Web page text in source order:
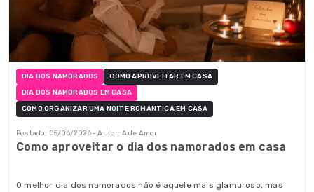
DIA DOS NAMORADOS
COMO APROVEITAR EM CASA
DIA DOS NAMORADOS EM CASA
COMO ORGANIZAR UMA NOITE ROMANTICA EM CASA
Postado: 05/06/2026 - Autor: A de Amor
Como aproveitar o dia dos namorados em casa
O melhor dia dos namorados não é aquele mais glamuroso, mas